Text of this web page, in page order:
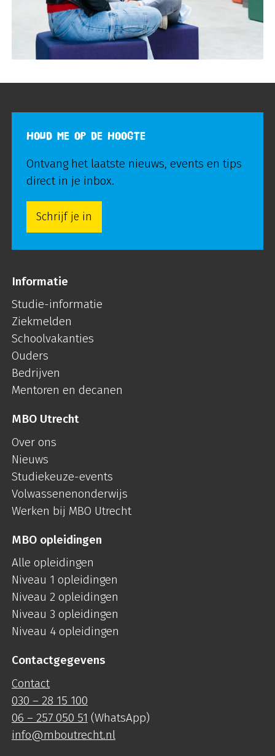
HOUD ME OP DE HOOGTE
Ontvang het laatste nieuws, events en tips
direct in je inbox.
Schrijf je in
Informatie
Studie-informatie
Ziekmelden
Schoolvakanties
Ouders
Bedrijven
Mentoren en decanen
MBO Utrecht
Over ons
Nieuws
Studiekeuze-events
Volwassenenonderwijs
Werken bij MBO Utrecht
MBO opleidingen
Alle opleidingen
Niveau 1 opleidingen
Niveau 2 opleidingen
Niveau 3 opleidingen
Niveau 4 opleidingen
Contactgegevens
Contact
030 – 28 15 100
06 – 257 050 51 (WhatsApp)
info@mboutrecht.nl